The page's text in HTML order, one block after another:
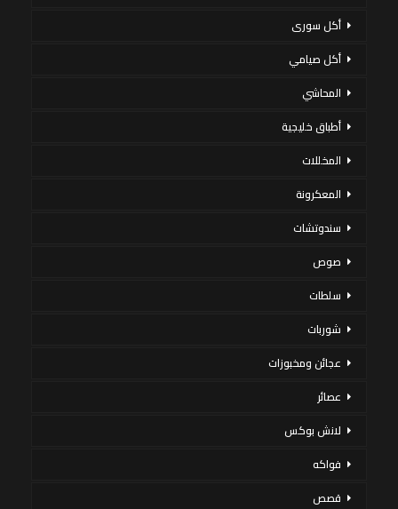
أكل سورى
أكل صيامي
المحاشي
أطباق خليجية
المخللات
المعكرونة
سندوتشات
صوص
سلطات
شوربات
عجائن ومخبوزات
عصائر
لانش بوكس
فواكه
قصص